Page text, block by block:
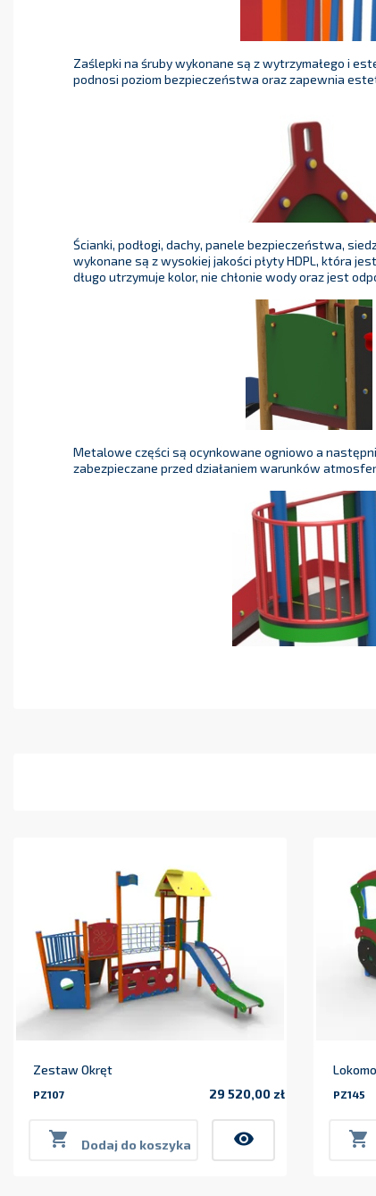
Zaślepki na śruby wykonane są z wytrzymałego i
podnosi poziom bezpieczeństwa oraz zapewnia
Ścianki, podłogi, dachy, panele bezpieczeństwa,
wykonane są z wysokiej jakości płyty HDPL, która
długo utrzymuje kolor, nie chłonie wody oraz jest
Metalowe części są ocynkowane ogniowo a
zabezpieczane przed działaniem warunków
Zestaw Okręt
PZ107 29 520,00 zł
 Dodaj do koszyka visibility
PZ145
